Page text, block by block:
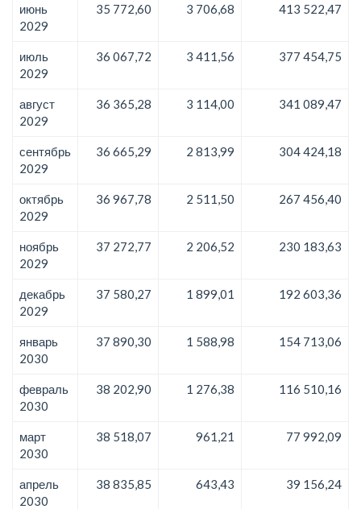
июнь
2029
35 772,60 3 706,68 413 522,47
июль
2029
36 067,72 3 411,56 377 454,75
август
2029
36 365,28 3 114,00 341 089,47
сентябрь
2029
36 665,29 2 813,99 304 424,18
октябрь
2029
36 967,78 2 511,50 267 456,40
ноябрь
2029
37 272,77 2 206,52 230 183,63
декабрь
2029
37 580,27 1 899,01 192 603,36
январь
2030
37 890,30 1 588,98 154 713,06
февраль
2030
38 202,90 1 276,38 116 510,16
март
2030
38 518,07 961,21 77 992,09
апрель
2030
38 835,85 643,43 39 156,24